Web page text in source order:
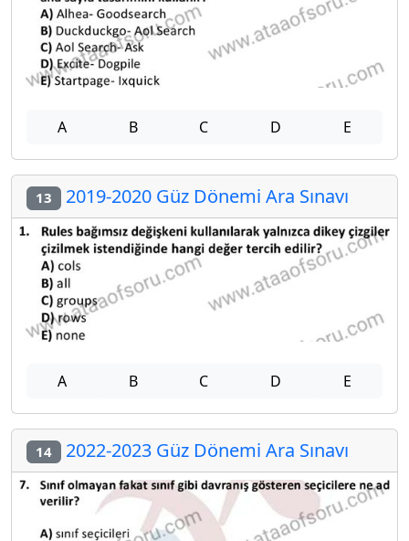
A B C D E
13 2019-2020 Güz Dönemi Ara Sınavı
A B C D E
14 2022-2023 Güz Dönemi Ara Sınavı